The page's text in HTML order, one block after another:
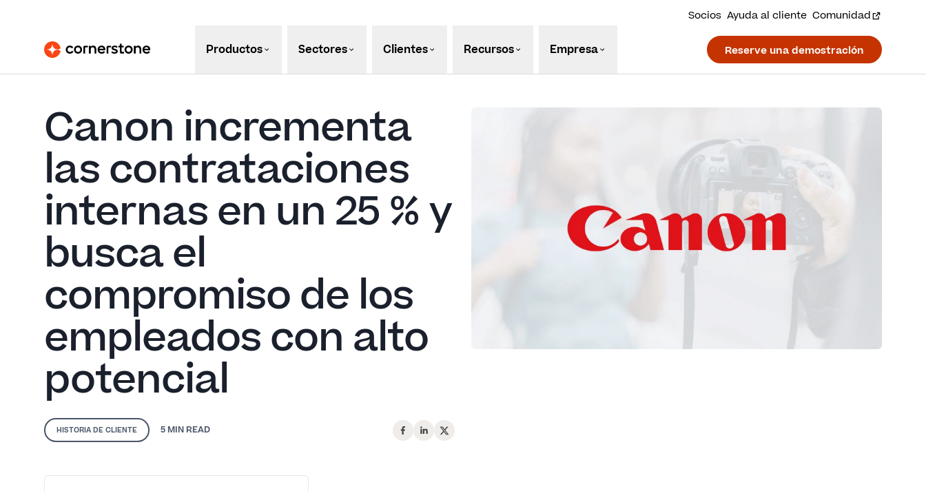
Socios Ayuda al cliente Comunidad
Productos Sectores Clientes Recursos Empresa Reserve una demostración
Canon incrementa
las contrataciones
internas en un 25 % y
busca el
compromiso de los
empleados con alto
potencial
HISTORIA DE CLIENTE 5 MIN READ